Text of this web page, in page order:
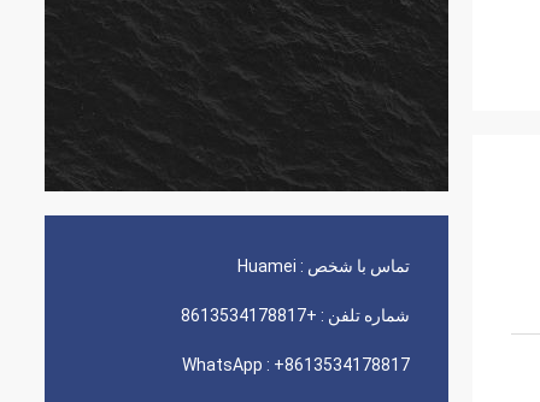
تماس با شخص : Huamei
شماره تلفن : +8613534178817
WhatsApp : +8613534178817